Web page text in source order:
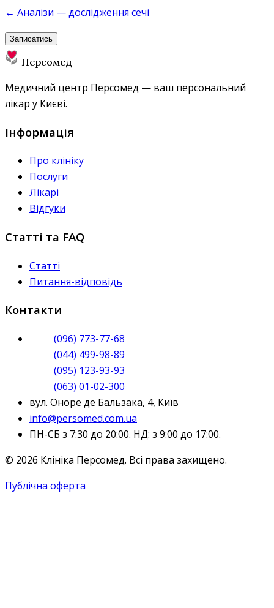
← Аналізи — дослідження сечі
Записатись
Персомед
Медичний центр Персомед — ваш персональний
лікар у Києві.
Інформація
Про клініку
Послуги
Лікарі
Відгуки
Статті та FAQ
Статті
Питання-відповідь
Контакти
(096) 773-77-68
(044) 499-98-89
(095) 123-93-93
(063) 01-02-300
вул. Оноре де Бальзака, 4, Київ
info@persomed.com.ua
ПН-СБ з 7:30 до 20:00. НД: з 9:00 до 17:00.
© 2026 Клініка Персомед. Всі права захищено.
Публічна оферта